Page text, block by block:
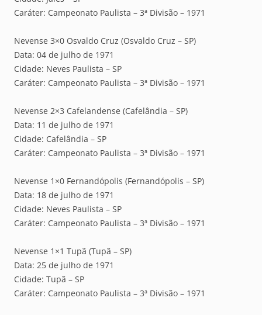
Caráter: Campeonato Paulista – 3ª Divisão – 1971
Nevense 3×0 Osvaldo Cruz (Osvaldo Cruz – SP)
Data: 04 de julho de 1971
Cidade: Neves Paulista – SP
Caráter: Campeonato Paulista – 3ª Divisão – 1971
Nevense 2×3 Cafelandense (Cafelândia – SP)
Data: 11 de julho de 1971
Cidade: Cafelândia – SP
Caráter: Campeonato Paulista – 3ª Divisão – 1971
Nevense 1×0 Fernandópolis (Fernandópolis – SP)
Data: 18 de julho de 1971
Cidade: Neves Paulista – SP
Caráter: Campeonato Paulista – 3ª Divisão – 1971
Nevense 1×1 Tupã (Tupã – SP)
Data: 25 de julho de 1971
Cidade: Tupã – SP
Caráter: Campeonato Paulista – 3ª Divisão – 1971